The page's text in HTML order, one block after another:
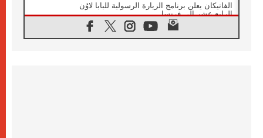
الفاتيكان يعلن برنامج الزيارة الرسولية للبابا لاوُن
الرابع عشر إلى فرنسا
في الذكرى الـ ٨١ لحادثة هيروشيما الكنيسة في